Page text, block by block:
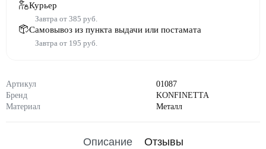
Артикул
01087
Бренд
KONFINETTA
Материал
Металл
Курьер
Завтра от 385 руб.
Самовывоз из пункта выдачи или постамата
Завтра от 195 руб.
Описание Отзывы